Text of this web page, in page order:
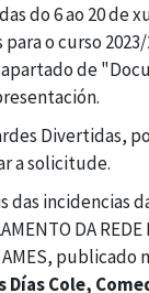
do 6 ao 20 de
para o curso
de
a solicitude.
das incidencias
DA
AMES, publicado
Cole,